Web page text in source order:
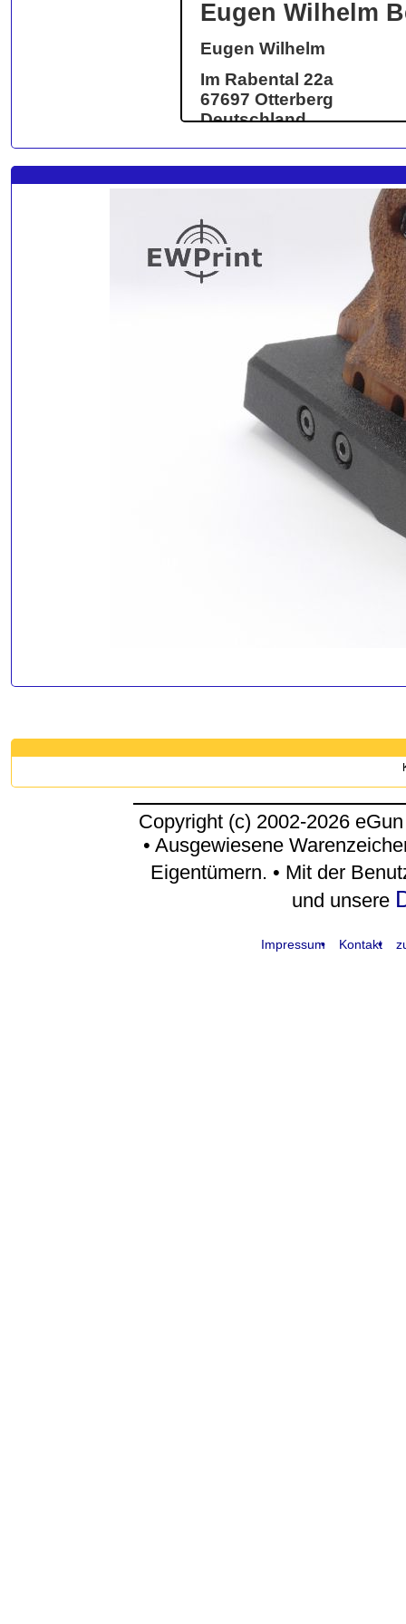
Copyright (c) 2002-2026
• Ausgewiesene
Eigentümern. • Mit der
und unsere
Impressum Kontakt